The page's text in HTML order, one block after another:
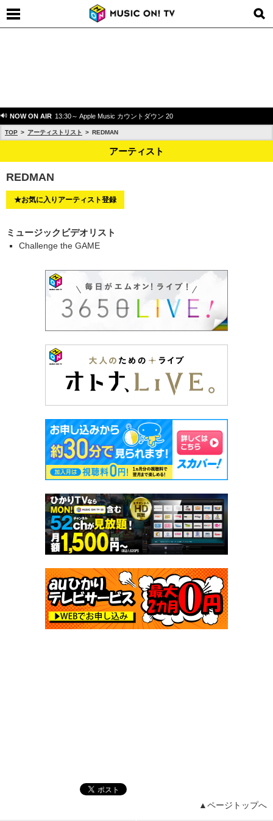
NOW ON AIR 13:30～ Apple Music カウントダウン 20
TOP アーティストリスト REDMAN
アーティスト
REDMAN
★お気に入りアーティスト登録
ミュージックビデオリスト
Challenge the GAME
▲ページトップへ